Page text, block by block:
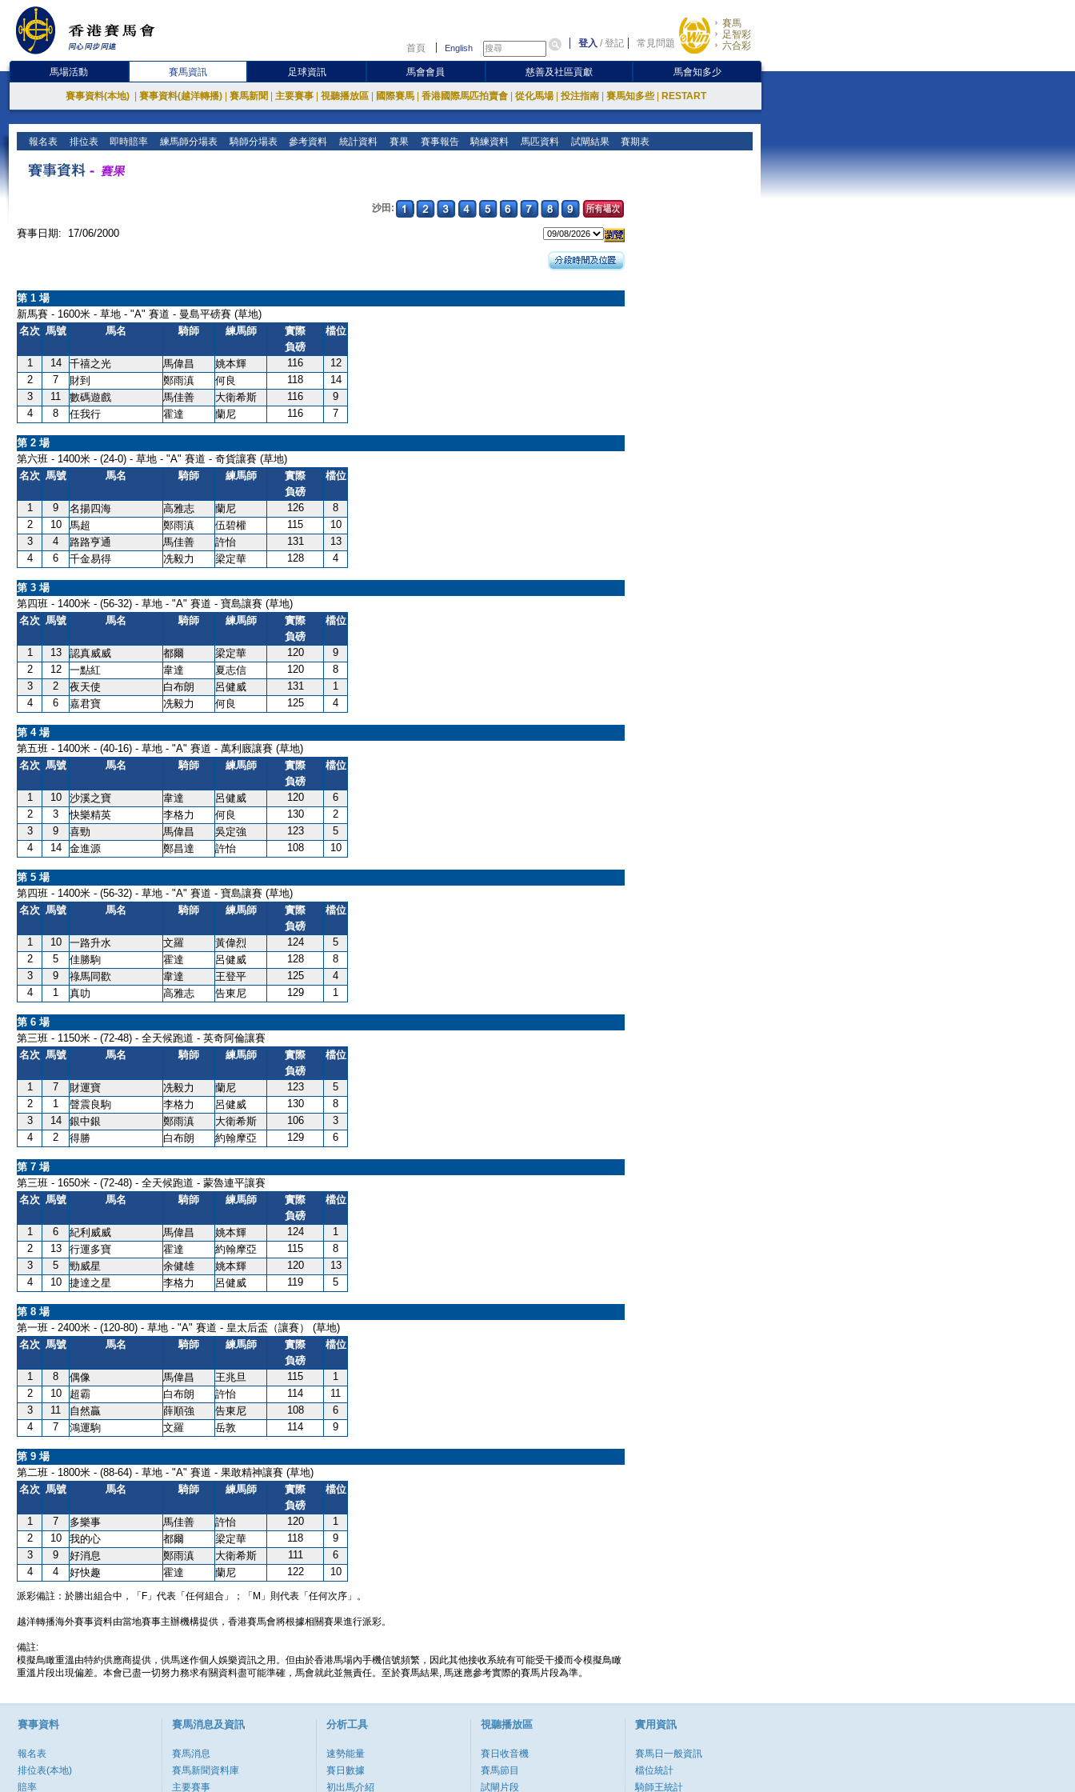
首頁 English 登入 /登記 常見問題
賽馬
足智彩
六合彩
馬場活動 賽馬資訊 足球資訊 馬會會員 慈善及社區貢獻 馬會知多少
賽事資料(本地) 賽事資料(越洋轉播) 賽馬新聞 主要賽事 視聽播放區 國際賽馬 香港國際馬匹拍賣會 從化馬場 投注指南 賽馬知多些 RESTART
報名表 排位表 即時賠率 練馬師分場表 騎師分場表 參考資料 統計資料 賽果 賽事報告 騎練資料 馬匹資料 試閘結果 賽期表
沙田:
賽事日期: 17/06/2000
第 1 場
新馬賽 - 1600米 - 草地 - "A" 賽道 - 曼島平磅賽 (草地)
名次 馬號 馬名 騎師 練馬師
實際
負磅
檔位
1 14 千禧之光 馬偉昌 姚本輝 116
12
2
7 財到 鄭雨滇 何良 118
14
3
11 數碼遊戲 馬佳善 大衛希斯 116
9
4
8 任我行 霍達 蘭尼 116 7
第 2 場
第六班 - 1400米 - (24-0) - 草地 - "A" 賽道 - 奇貨讓賽 (草地)
名次 馬號 馬名 騎師 練馬師
實際
負磅
檔位
1 9 名揚四海 高雅志 蘭尼 126
8
2
10 馬超 鄭雨滇 伍碧權 115
10
3
4 路路亨通 馬佳善 許怡 131
13
4
6 千金易得 冼毅力 梁定華 128 4
第 3 場
第四班 - 1400米 - (56-32) - 草地 - "A" 賽道 - 寶島讓賽 (草地)
名次 馬號 馬名 騎師 練馬師
實際
負磅
檔位
1 13 認真威威 都爾 梁定華 120
9
2
12 一點紅 韋達 夏志信 120
8
3
2 夜天使 白布朗 呂健威 131
1
4
6 嘉君寶 冼毅力 何良 125 4
第 4 場
第五班 - 1400米 - (40-16) - 草地 - "A" 賽道 - 萬利廄讓賽 (草地)
名次 馬號 馬名 騎師 練馬師
實際
負磅
檔位
1 10 沙溪之寶 韋達 呂健威 120
6
2
3 快樂精英 李格力 何良 130
2
3
9 喜勁 馬偉昌 吳定強 123
5
4
14 金進源 鄭昌達 許怡 108 10
第 5 場
第四班 - 1400米 - (56-32) - 草地 - "A" 賽道 - 寶島讓賽 (草地)
名次 馬號 馬名 騎師 練馬師
實際
負磅
檔位
1 10 一路升水 文羅 黃偉烈 124
5
2
5 佳勝駒 霍達 呂健威 128
8
3
9 祿馬同歡 韋達 王登平 125
4
4
1 真叻 高雅志 告東尼 129 1
第 6 場
第三班 - 1150米 - (72-48) - 全天候跑道 - 英奇阿倫讓賽
名次 馬號 馬名 騎師 練馬師
實際
負磅
檔位
1 7 財運寶 冼毅力 蘭尼 123
5
2
1 聲震良駒 李格力 呂健威 130
8
3
14 銀中銀 鄭雨滇 大衛希斯 106
3
4
2 得勝 白布朗 約翰摩亞 129 6
第 7 場
第三班 - 1650米 - (72-48) - 全天候跑道 - 蒙魯連平讓賽
名次 馬號 馬名 騎師 練馬師
實際
負磅
檔位
1 6 紀利威威 馬偉昌 姚本輝 124
1
2
13 行運多寶 霍達 約翰摩亞 115
8
3
5 勁威星 余健雄 姚本輝 120
13
4
10 捷達之星 李格力 呂健威 119 5
第 8 場
第一班 - 2400米 - (120-80) - 草地 - "A" 賽道 - 皇太后盃（讓賽） (草地)
名次 馬號 馬名 騎師 練馬師
實際
負磅
檔位
1 8 偶像 馬偉昌 王兆旦 115
1
2
10 超霸 白布朗 許怡 114
11
3
11 自然贏 薛順強 告東尼 108
6
4
7 鴻運駒 文羅 岳敦 114 9
第 9 場
第二班 - 1800米 - (88-64) - 草地 - "A" 賽道 - 果敢精神讓賽 (草地)
名次 馬號 馬名 騎師 練馬師
實際
負磅
檔位
1 7 多樂事 馬佳善 許怡 120
1
2
10 我的心 都爾 梁定華 118
9
3
9 好消息 鄭雨滇 大衛希斯 111
6
4
4 好快趣 霍達 蘭尼 122 10
派彩備註：於勝出組合中，「F」代表「任何組合」；「M」則代表「任何次序」。
越洋轉播海外賽事資料由當地賽事主辦機構提供，香港賽馬會將根據相關賽果進行派彩。
備註:
模擬鳥瞰重溫由特約供應商提供，供馬迷作個人娛樂資訊之用。但由於香港馬場內手機信號頻繁，因此其他接收系統有可能受干擾而令模擬鳥瞰
重溫片段出現偏差。本會已盡一切努力務求有關資料盡可能準確，馬會就此並無責任。至於賽馬結果, 馬迷應參考實際的賽馬片段為準。
賽事資料
報名表
排位表(本地)
賠率
賽馬消息及資訊
賽馬消息
賽馬新聞資料庫
主要賽事
分析工具
速勢能量
賽日數據
初出馬介紹
視聽播放區
賽日收音機
賽馬節目
試閘片段
實用資訊
賽馬日一般資訊
檔位統計
騎師王統計